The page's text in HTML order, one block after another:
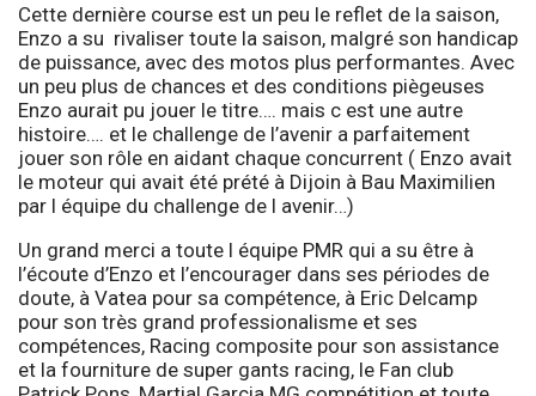
Cette dernière course est un peu le reflet de la saison,
Enzo a su rivaliser toute la saison, malgré son handicap
de puissance, avec des motos plus performantes. Avec
un peu plus de chances et des conditions piègeuses
Enzo aurait pu jouer le titre…. mais c est une autre
histoire…. et le challenge de l’avenir a parfaitement
jouer son rôle en aidant chaque concurrent ( Enzo avait
le moteur qui avait été prété à Dijoin à Bau Maximilien
par l équipe du challenge de l avenir…)
Un grand merci a toute l équipe PMR qui a su être à
l’écoute d’Enzo et l’encourager dans ses périodes de
doute, à Vatea pour sa compétence, à Eric Delcamp
pour son très grand professionalisme et ses
compétences, Racing composite pour son assistance
et la fourniture de super gants racing, le Fan club